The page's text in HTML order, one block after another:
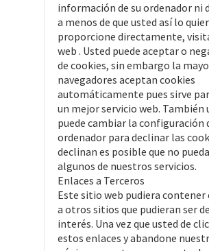
información de su ordenador ni
a menos de que usted así lo
proporcione directamente,
web . Usted puede aceptar o
de cookies, sin embargo la
navegadores aceptan cookies
automáticamente pues sirve
un mejor servicio web. También
puede cambiar la configuración
ordenador para declinar las
declinan es posible que no
algunos de nuestros servicios.
Enlaces a Terceros
Este sitio web pudiera contener
a otros sitios que pudieran ser
interés. Una vez que usted de
estos enlaces y abandone